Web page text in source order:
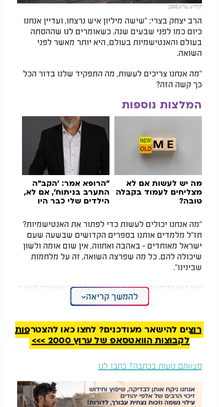
Video
קרדיט: ערוץ 2000
הרב יצחק בצרי: "שישה מיליון איש נרצחו, ועדיין אנחנו
כיום כמו לפני שבעים שנה. כשאומרים לנו שההסתה
בעולם והאנטישמיות בעולם, היא יותר מאשר לפני
השואה.
"מה אנחנו צריכים לעשות, מה התפקיד שלנו בדור הכל
כך קשה הזה?
המלצות נוספות
מה יש לעשות אם לא
מצליחים לעמוד בקבלה
טובה?
"הרופא אמר: 'הקב"ה
התערב בניתוח', אם לא,
הילדים שלי כבר היו
"מה אנחנו יכולים לעשות כדי לפתור את האנטישמיות?
חז"ל מלמדים אותנו בספרים הקדושים שבשעה שעם
ישראל מאוחדים - באהבה ואחווה, אין שום אומה ולשון
שיכולה להם. כל מה שפרצה השואה, זה על מלחמות
שבינינו".
צפו כאן בהמשך דבריו הכאובים של הרב, שנועדו לעורר
את הלבבות שלנו, ולהשיב אותם חזרה למצב של אהבת
ישראל ולא שנאה איש כלפי רעהו.
להמשך קריאה
רוצים להישאר מעודכנים? לחצו כאן להצטרפות
לקבוצות הוואטסאפ של ערוץ 2000 >>>
מצאתם טעות בכתבה? כתבו לנו